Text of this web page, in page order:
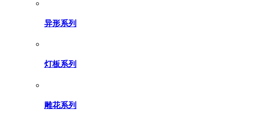
异形系列
灯板系列
雕花系列